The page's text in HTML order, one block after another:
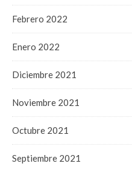
Febrero 2022
Enero 2022
Diciembre 2021
Noviembre 2021
Octubre 2021
Septiembre 2021